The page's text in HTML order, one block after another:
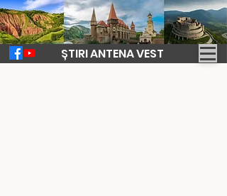
ȘTIRI ANTENA VEST